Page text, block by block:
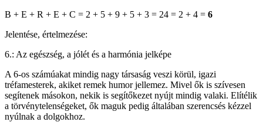
B + E + R + E + C = 2 + 5 + 9 + 5 + 3 = 24 = 2 + 4 = 6
Jelentése, értelmezése:
6.: Az egészség, a jólét és a harmónia jelképe
A 6-os számúakat mindig nagy társaság veszi körül, igazi
tréfamesterek, akiket remek humor jellemez. Mivel ők is szívesen
segítenek másokon, nekik is segítőkezet nyújt mindig valaki. Elítélik
a törvénytelenségeket, ők maguk pedig általában szerencsés kézzel
nyúlnak a dolgokhoz.